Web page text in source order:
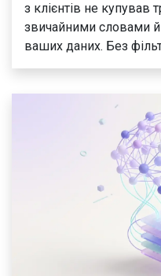
з клієнтів не купував
звичайними словами й
ваших даних. Без